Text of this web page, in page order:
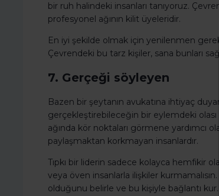
bir ruh halindeki insanları tanıyoruz.
profesyonel ağının kilit üyeleridir.
En iyi şekilde olmak için yenilenmen
Çevrendeki bu tarz kişiler, sana bunları
7. Gerçeği söyleyen
Bazen bir şeytanın avukatına ihtiyaç
gerçekleştirebileceğin bir eylemdeki olası
ağında kör noktaları görmene yardımcı
paylaşmaktan korkmayan insanlardır.
Tıpkı bir liderin sadece kolayca hemfikir
veya öven insanlarla ilişkiler
olduğunu belirle ve bu kişiyle bağlantı kur.